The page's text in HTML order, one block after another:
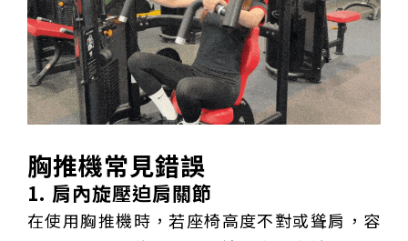
胸推機常見錯誤
1. 肩內旋壓迫肩關節
在使用胸推機時，若座椅高度不對或聳肩，容